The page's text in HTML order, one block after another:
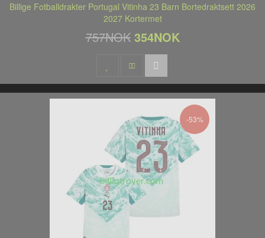
Billige Fotballdrakter Portugal Vitinha 23 Barn Bortedraktsett 2026
2027 Kortermet
757NOK 354NOK
-53%